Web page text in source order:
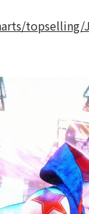
topselling/